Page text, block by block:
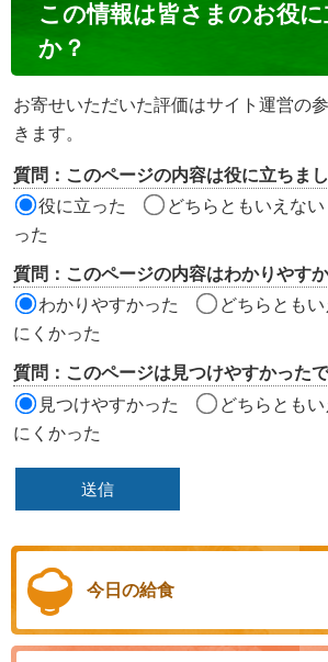
ン
ン
ツ
評
価
ア
この情報は皆さまのお役
か？
お寄せいただいた評価はサイト運営の
きます。
質問：このページの内容は役に立ちま
役に立った
どちらともいえない
った
質問：このページの内容はわかりやす
わかりやすかった
どちらとも
にくかった
質問：このページは見つけやすかった
見つけやすかった
どちらとも
にくかった
今日の給食